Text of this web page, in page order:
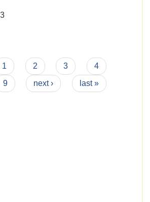
1 2 3
4
9 next › last »